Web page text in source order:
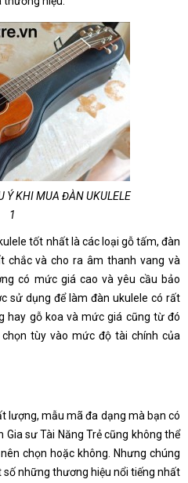
Ý KHI MUA ĐÀN UKULELE
1
tốt nhất là các loại gỗ tấm, đàn
chắc và cho ra âm thanh vang và
có mức giá cao và yêu cầu bảo
sử dụng để làm đàn ukulele có rất
hay gỗ koa và mức giá cũng từ đó
tùy vào mức độ tài chính của
lượng, mẫu mã đa dạng mà bạn có
sư Tài Năng Trẻ cũng không thể
chọn hoặc không. Nhưng chúng
những thương hiệu nổi tiếng nhất